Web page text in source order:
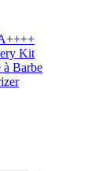
Kit
Barbe